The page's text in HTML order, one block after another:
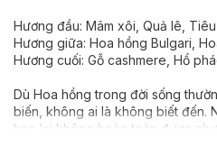
Hương đầu: Mâm xôi, Quả lê,
Hương giữa: Hoa hồng Bulgari,
Hương cuối: Gỗ cashmere, Hổ
Dù Hoa hồng trong đời sống
biến, không ai là không biết đến.
hoa lại không hoàn toàn được
không thơm, mà vì mùi hương